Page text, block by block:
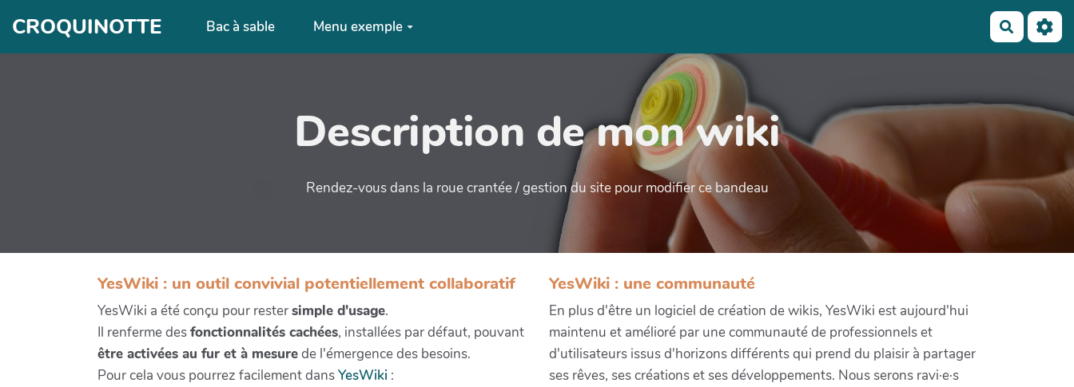
Aller au contenu principal
CROQUINOTTE Bac à sable Menu exemple
Description de mon wiki
Rendez-vous dans la roue crantée / gestion du site pour modifier ce bandeau
YesWiki : un outil convivial potentiellement collaboratif
YesWiki a été conçu pour restersimple d'usage.
Il renferme desfonctionnalités cachées, installées par défaut, pouvant
être activées au fur et à mesurede l'émergence des besoins.
Pour cela vous pourrez facilement dansYesWiki :
YesWiki : une communauté
En plus d'être un logiciel de création de wikis, YesWiki est aujourd'hui
maintenu et amélioré par une communauté de professionnels et
d'utilisateurs issus d'horizons différents qui prend du plaisir à partager
ses rêves, ses créations et ses développements. Nous serons ravi·e·s